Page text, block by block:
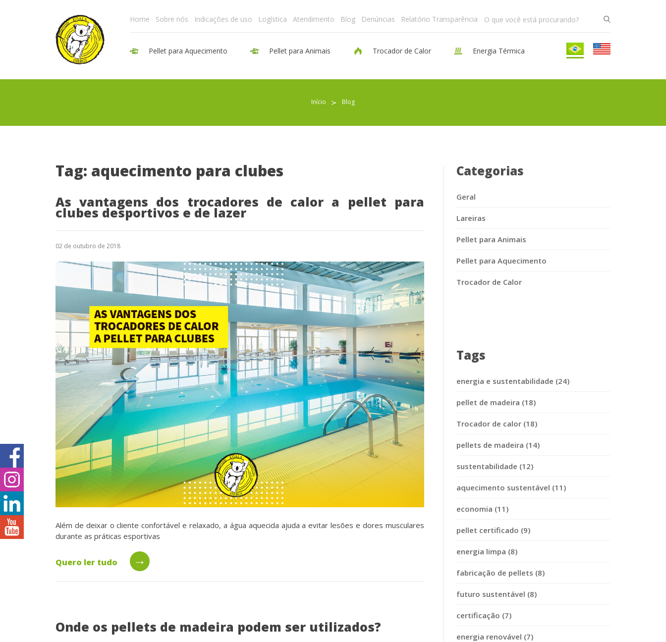
Home Sobre nós Indicações de uso Logística Atendimento Blog Denúncias Relatório Transparência
Pellet para Aquecimento Pellet para Animais Trocador de Calor Energia Térmica
Início ≻ Blog
Tag: aquecimento para clubes
As vantagens dos trocadores de calor a pellet para
clubes desportivos e de lazer
02 de outubro de 2018
Além de deixar o cliente confortável e relaxado, a água aquecida ajuda a evitar lesões e dores musculares
durante as práticas esportivas
Quero ler tudo →
Onde os pellets de madeira podem ser utilizados?
Categorias
Geral
Lareiras
Pellet para Animais
Pellet para Aquecimento
Trocador de Calor
Tags
energia e sustentabilidade (24)
pellet de madeira (18)
Trocador de calor (18)
pellets de madeira (14)
sustentabilidade (12)
aquecimento sustentável (11)
economia (11)
pellet certificado (9)
energia limpa (8)
fabricação de pellets (8)
futuro sustentável (8)
certificação (7)
energia renovável (7)
Pellet para Aquecimento
Pellet para Animais
Blog
Denúncias
Relatório Transparência
Trabalhe Conosco